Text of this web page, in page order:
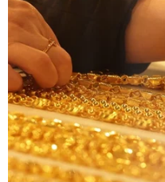
Tổng Biên tập: TRẦN
Phó Tổng Biên tập:
THỦY
Sở hữu trí tuệ
RSS
Ngôn ngữ